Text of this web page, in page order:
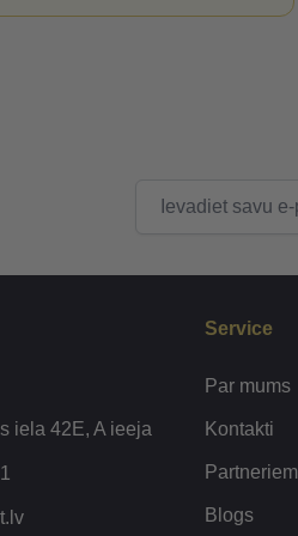
iela 42E, A ieeja
Service
Par mums
Kontakti
Partneriem
Blogs